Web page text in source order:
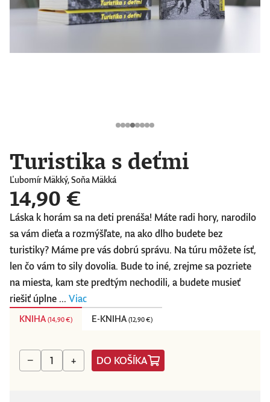
Turistika s deťmi
Ľubomír Mäkký, Soňa Mäkká
14,90 €
Láska k horám sa na deti prenáša! Máte radi hory, narodilo
sa vám dieťa a rozmýšľate, na ako dlho budete bez
turistiky? Máme pre vás dobrú správu. Na túru môžete ísť,
len čo vám to sily dovolia. Bude to iné, zrejme sa pozriete
na miesta, kam ste predtým nechodili, a budete musieť
riešiť úplne ... Viac
KNIHA (14,90 €) E-KNIHA (12,90 €)
− + DO KOŠÍKA